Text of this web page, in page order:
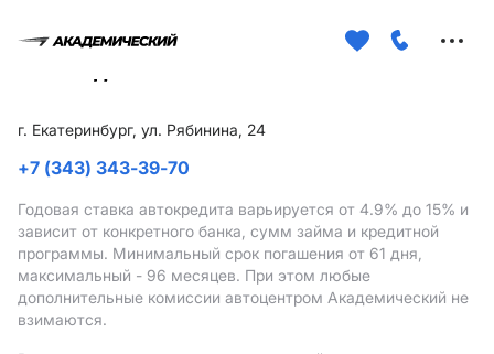
г. Екатеринбург, ул. Рябинина, 24
+7 (343) 343-39-70
Годовая ставка автокредита варьируется от 4.9% до 15% и
зависит от конкретного банка, сумм займа и кредитной
программы. Минимальный срок погашения от 61 дня,
максимальный - 96 месяцев. При этом любые
дополнительные комиссии автоцентром Академический не
взимаются.